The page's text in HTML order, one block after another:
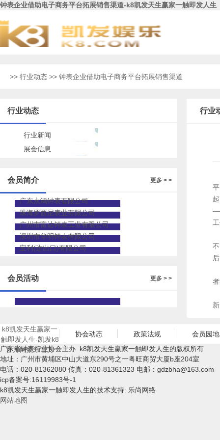
钟表企业借助电子商务平台拓展销售渠道-k8凯发天生赢家一触即发人生
>> 行业动态 >> 钟表企业借助电子商务平台拓展销售渠道
行业动态
行业新闻
展会信息
更多 > >
会员简介
广东永鸿钟表有限公司
珠海罗西尼表业有限公司
广州市富达钟表工业有限公司
深圳市华明钟表有限公司
宝利(进出口)有限公司
更多 > >
会员活动
行业
k8凯发天生赢家一
触即发人生-凯发k8
官方网娱乐官方
协会动态 政策法规
会员园地
广东省钟表行业协会主办 k8凯发天生赢家一触即发人生的版权所有
地址：广州市黄埔区中山大道东290号之一粤旺商贸大厦b座204室
电话：020-81362080 传真：020-81361323 电邮： gdzbha@163.com
icp备案号:16119983号-1
k8凯发天生赢家一触即发人生的技术支持: 乐尚网络
网站地图